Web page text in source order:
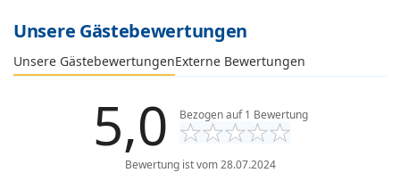
Unsere Gästebewertungen
Unsere GästebewertungenExterne Bewertungen
5,0 Bezogen auf1 Bewertung
Bewertung ist vom 28.07.2024